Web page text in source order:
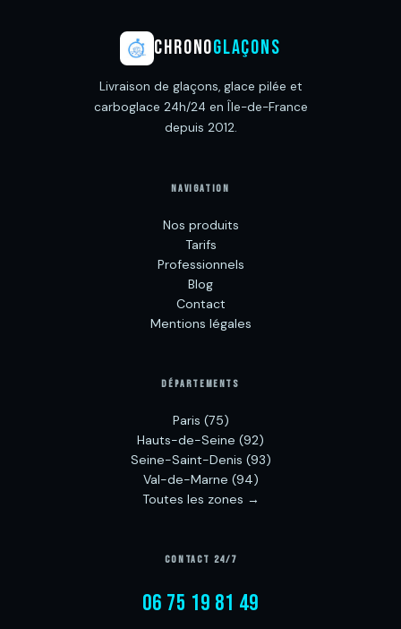
CHRONOGLAÇONS
Livraison de glaçons, glace pilée et
carboglace 24h/24 en Île-de-France
depuis 2012.
NAVIGATION
Nos produits
Tarifs
Professionnels
Blog
Contact
Mentions légales
DÉPARTEMENTS
Paris (75)
Hauts-de-Seine (92)
Seine-Saint-Denis (93)
Val-de-Marne (94)
Toutes les zones →
CONTACT 24/7
06 75 19 81 49